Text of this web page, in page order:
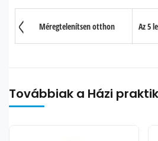
Méregtelenítsen otthon
Továbbiak a Házi